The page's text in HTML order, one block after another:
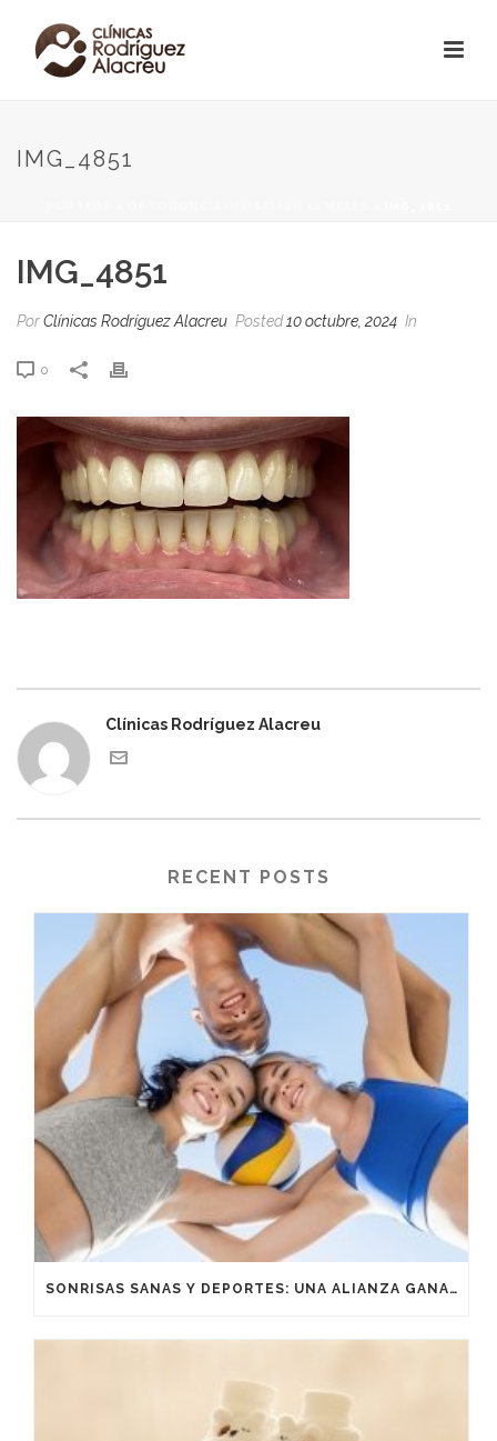
IMG_4851
IMG_4851
PorClínicas Rodríguez Alacreu Posted10 octubre, 2024 In
0
Clínicas Rodríguez Alacreu
RECENT POSTS
SONRISAS SANAS Y DEPORTES: UNA ALIANZA GANADORA